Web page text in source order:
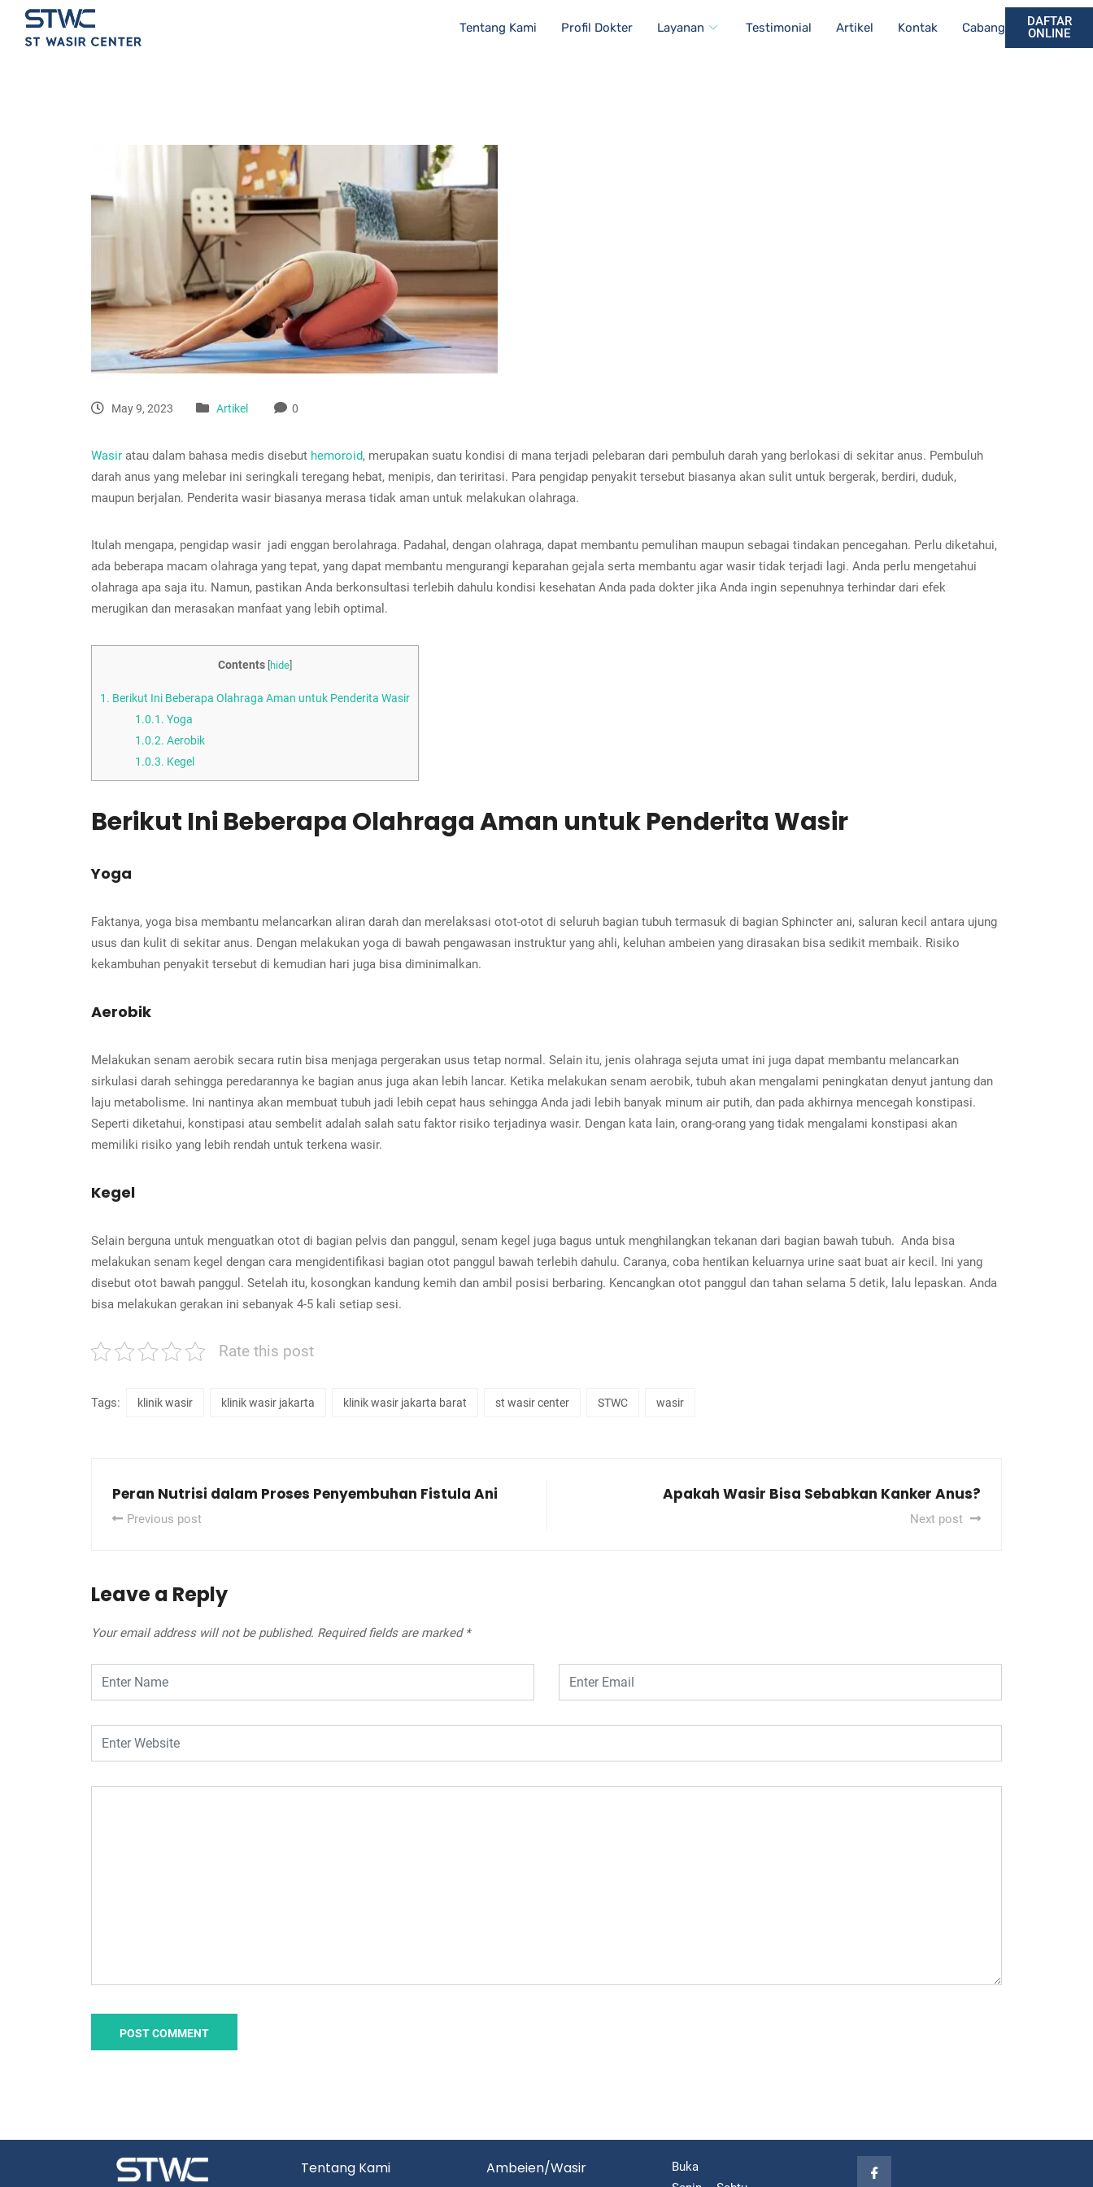
Tentang Kami Profil Dokter Layanan Testimonial Artikel Kontak Cabang
DAFTAR
ONLINE
May 9, 2023 Artikel 0
Wasir atau dalam bahasa medis disebut hemoroid, merupakan suatu kondisi di mana terjadi pelebaran dari pembuluh darah yang berlokasi di sekitar anus. Pembuluh
darah anus yang melebar ini seringkali teregang hebat, menipis, dan teriritasi. Para pengidap penyakit tersebut biasanya akan sulit untuk bergerak, berdiri, duduk,
maupun berjalan. Penderita wasir biasanya merasa tidak aman untuk melakukan olahraga.
Itulah mengapa, pengidap wasir jadi enggan berolahraga. Padahal, dengan olahraga, dapat membantu pemulihan maupun sebagai tindakan pencegahan. Perlu diketahui,
ada beberapa macam olahraga yang tepat, yang dapat membantu mengurangi keparahan gejala serta membantu agar wasir tidak terjadi lagi. Anda perlu mengetahui
olahraga apa saja itu. Namun, pastikan Anda berkonsultasi terlebih dahulu kondisi kesehatan Anda pada dokter jika Anda ingin sepenuhnya terhindar dari efek
merugikan dan merasakan manfaat yang lebih optimal.
Contents [hide]
1. Berikut Ini Beberapa Olahraga Aman untuk Penderita Wasir
1.0.1. Yoga
1.0.2. Aerobik
1.0.3. Kegel
Berikut Ini Beberapa Olahraga Aman untuk Penderita Wasir
Yoga
Faktanya, yoga bisa membantu melancarkan aliran darah dan merelaksasi otot-otot di seluruh bagian tubuh termasuk di bagian Sphincter ani, saluran kecil antara ujung
usus dan kulit di sekitar anus. Dengan melakukan yoga di bawah pengawasan instruktur yang ahli, keluhan ambeien yang dirasakan bisa sedikit membaik. Risiko
kekambuhan penyakit tersebut di kemudian hari juga bisa diminimalkan.
Aerobik
Melakukan senam aerobik secara rutin bisa menjaga pergerakan usus tetap normal. Selain itu, jenis olahraga sejuta umat ini juga dapat membantu melancarkan
sirkulasi darah sehingga peredarannya ke bagian anus juga akan lebih lancar. Ketika melakukan senam aerobik, tubuh akan mengalami peningkatan denyut jantung dan
laju metabolisme. Ini nantinya akan membuat tubuh jadi lebih cepat haus sehingga Anda jadi lebih banyak minum air putih, dan pada akhirnya mencegah konstipasi.
Seperti diketahui, konstipasi atau sembelit adalah salah satu faktor risiko terjadinya wasir. Dengan kata lain, orang-orang yang tidak mengalami konstipasi akan
memiliki risiko yang lebih rendah untuk terkena wasir.
Kegel
Selain berguna untuk menguatkan otot di bagian pelvis dan panggul, senam kegel juga bagus untuk menghilangkan tekanan dari bagian bawah tubuh. Anda bisa
melakukan senam kegel dengan cara mengidentifikasi bagian otot panggul bawah terlebih dahulu. Caranya, coba hentikan keluarnya urine saat buat air kecil. Ini yang
disebut otot bawah panggul. Setelah itu, kosongkan kandung kemih dan ambil posisi berbaring. Kencangkan otot panggul dan tahan selama 5 detik, lalu lepaskan. Anda
bisa melakukan gerakan ini sebanyak 4-5 kali setiap sesi.
Rate this post
Tags: klinik wasir klinik wasir jakarta klinik wasir jakarta barat st wasir center STWC wasir
Peran Nutrisi dalam Proses Penyembuhan Fistula Ani
Previous post
Apakah Wasir Bisa Sebabkan Kanker Anus?
Next post
Leave a Reply
Your email address will not be published. Required fields are marked *
Tentang Kami
Ambeien/Wasir
Buka